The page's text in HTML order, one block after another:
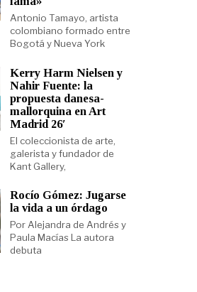
Antonio Tamayo, artista
colombiano formado entre
Bogotá y Nueva York
Kerry Harm Nielsen y
Nahir Fuente: la
propuesta danesa-
mallorquina en Art
Madrid 26′
El coleccionista de arte,
galerista y fundador de
Kant Gallery,
Rocío Gómez: Jugarse
la vida a un órdago
Por Alejandra de Andrés y
Paula Macías La autora
debuta